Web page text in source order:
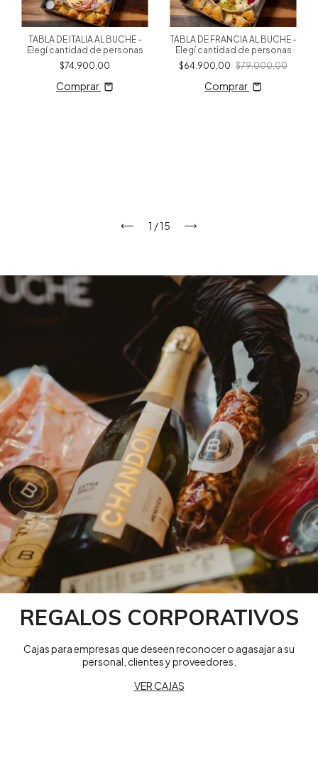
TABLA DE ITALIA AL BUCHE -
Elegí cantidad de personas
$74.900,00
Comprar
TABLA DE FRANCIA AL BUCHE -
Elegí cantidad de personas
$64.900,00 $79.000,00
Comprar
1 /15
REGALOS CORPORATIVOS
Cajas para empresas que deseen reconocer o agasajar a su
personal, clientes y proveedores.
VER CAJAS